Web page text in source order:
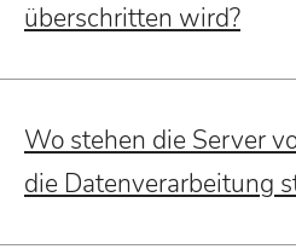
überschritten wird?
Wo stehen die Server
die Datenverarbeitung